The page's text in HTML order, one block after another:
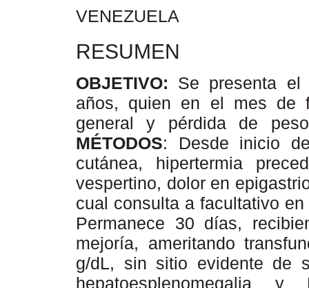
VENEZUELA
RESUMEN
OBJETIVO: Se presenta
años, quien en el mes de
general y pérdida de
MÉTODOS: Desde inicio
cutánea, hipertermia
vespertino, dolor en
cual consulta a facultativo
Permanece 30 días,
mejoría, ameritando
g/dL, sin sitio evidente de
hepatoesplenomegalia